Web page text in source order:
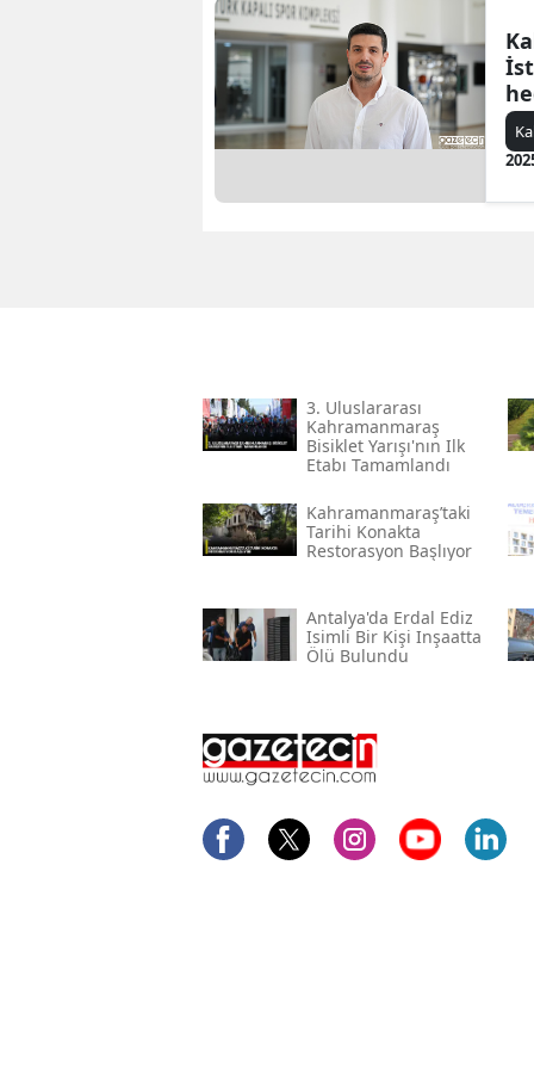
3. Uluslararası
Kahramanmaraş
Bisiklet Yarışı'nın Ilk
Etabı Tamamlandı
Kahramanmaraş’taki
Tarihi Konakta
Restorasyon Başlıyor
Antalya'da Erdal Ediz
Isimli Bir Kişi Inşaatta
Ölü Bulundu